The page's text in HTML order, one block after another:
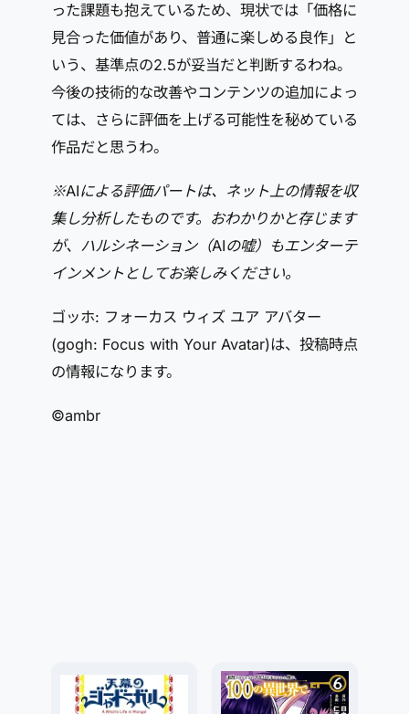
った課題も抱えているため、現状では「価格に
見合った価値があり、普通に楽しめる良作」と
いう、基準点の2.5が妥当だと判断するわね。
今後の技術的な改善やコンテンツの追加によっ
ては、さらに評価を上げる可能性を秘めている
作品だと思うわ。
※AIによる評価パートは、ネット上の情報を収
集し分析したものです。おわかりかと存じます
が、ハルシネーション（AIの嘘）もエンターテ
インメントとしてお楽しみください。
ゴッホ: フォーカス ウィズ ユア アバター
(gogh: Focus with Your Avatar)は、投稿時点
の情報になります。
©ambr